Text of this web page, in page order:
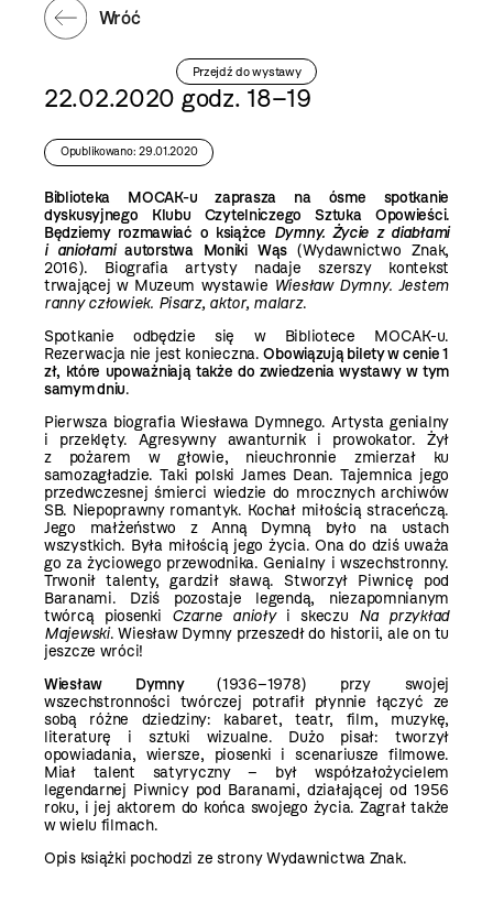
Wróć
Przejdź do wystawy
22.02.2020 godz. 18–19
Opublikowano: 29.01.2020
Biblioteka MOCAK-u zaprasza na ósme spotkanie
dyskusyjnego Klubu Czytelniczego Sztuka Opowieści.
Będziemy rozmawiać o książce Dymny. Życie z diabłami
i aniołamiautorstwa Moniki Wąs (Wydawnictwo Znak,
2016). Biografia artysty nadaje szerszy kontekst
trwającej w Muzeum wystawie Wiesław Dymny. Jestem
ranny człowiek. Pisarz, aktor, malarz.
Spotkanie odbędzie się w Bibliotece MOCAK-u.
Rezerwacja nie jest konieczna.Obowiązują bilety w cenie 1
zł, które upoważniają także do zwiedzenia wystawy w tym
samym dniu.
Pierwsza biografia Wiesława Dymnego. Artysta genialny
i przeklęty. Agresywny awanturnik i prowokator. Żył
z pożarem w głowie, nieuchronnie zmierzał ku
samozagładzie. Taki polski James Dean. Tajemnica jego
przedwczesnej śmierci wiedzie do mrocznych archiwów
SB. Niepoprawny romantyk. Kochał miłością straceńczą.
Jego małżeństwo z Anną Dymną było na ustach
wszystkich. Była miłością jego życia. Ona do dziś uważa
go za życiowego przewodnika. Genialny i wszechstronny.
Trwonił talenty, gardził sławą. Stworzył Piwnicę pod
Baranami. Dziś pozostaje legendą, niezapomnianym
twórcą piosenki Czarne aniołyi skeczu Na przykład
Majewski. Wiesław Dymny przeszedł do historii, ale on tu
jeszcze wróci!
Wiesław Dymny(1936–1978) przy swojej
wszechstronności twórczej potrafił płynnie łączyć ze
sobą różne dziedziny: kabaret, teatr, film, muzykę,
literaturę i sztuki wizualne. Dużo pisał: tworzył
opowiadania, wiersze, piosenki i scenariusze filmowe.
Miał talent satyryczny – był współzałożycielem
legendarnej Piwnicy pod Baranami, działającej od 1956
roku, i jej aktorem do końca swojego życia. Zagrał także
w wielu filmach.
Opis książki pochodzi ze strony Wydawnictwa Znak.